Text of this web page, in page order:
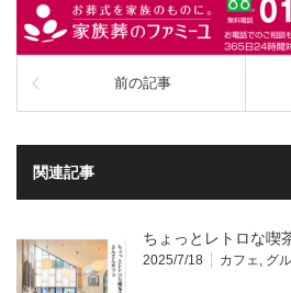
前の記事
関連記事
ちょっとレトロな
2025/7/18 カフェ, グ